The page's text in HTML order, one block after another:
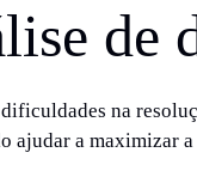
de
na
ajudar a maximizar